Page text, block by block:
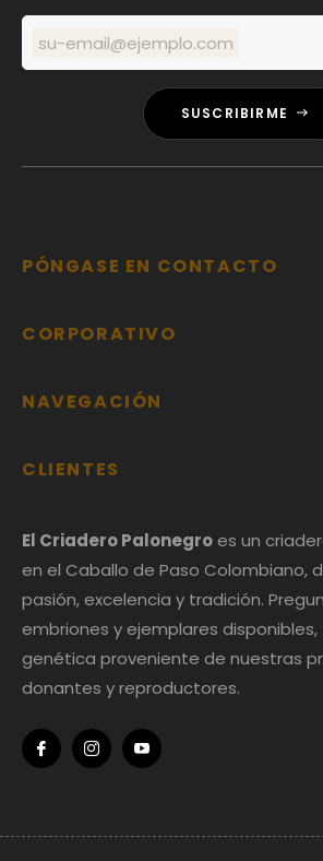
su-email@ejemplo.com
SUSCRIBIRME
PÓNGASE EN CONTACTO
CORPORATIVO
NAVEGACIÓN
CLIENTES
El Criadero Palonegroes un
en el Caballo de Paso Colombiano,
pasión, excelencia y tradición.
embriones y ejemplares
genética proveniente de nuestras
donantes y reproductores.
Fb Ins You